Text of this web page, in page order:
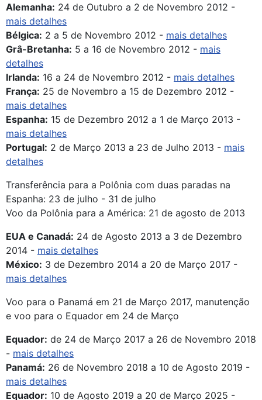
Alemanha: 24 de Outubro a 2 de Novembro 2012 -
mais detalhes
Bélgica: 2 a 5 de Novembro 2012 - mais detalhes
Grâ-Bretanha: 5 a 16 de Novembro 2012 - mais
detalhes
Irlanda: 16 a 24 de Novembro 2012 - mais detalhes
França: 25 de Novembro a 15 de Dezembro 2012 -
mais detalhes
Espanha: 15 de Dezembro 2012 a 1 de Março 2013 -
mais detalhes
Portugal: 2 de Março 2013 a 23 de Julho 2013 - mais
detalhes
Transferência para a Polônia com duas paradas na
Espanha: 23 de julho - 31 de julho
Voo da Polônia para a América: 21 de agosto de 2013
EUA e Canadá: 24 de Agosto 2013 a 3 de Dezembro
2014 - mais detalhes
México: 3 de Dezembro 2014 a 20 de Março 2017 -
mais detalhes
Voo para o Panamá em 21 de Março 2017, manutenção
e voo para o Equador em 24 de Março
Equador: de 24 de Março 2017 a 26 de Novembro 2018
- mais detalhes
Panamá: 26 de Novembro 2018 a 10 de Agosto 2019 -
mais detalhes
Equador: 10 de Agosto 2019 a 20 de Março 2025 -